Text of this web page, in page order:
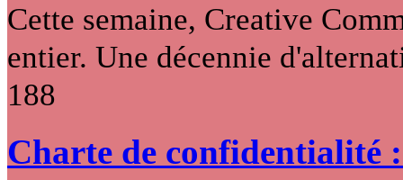
Cette semaine, Creative
entier. Une décennie
188
Charte de confidentialité